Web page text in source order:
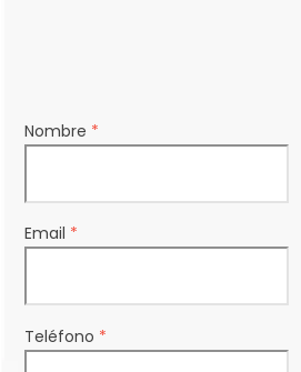
Nombre *
Email *
Teléfono *